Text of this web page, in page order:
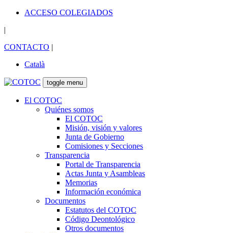
ACCESO COLEGIADOS
|
CONTACTO |
Català
toggle menu
El COTOC
Quiénes somos
El COTOC
Misión, visión y valores
Junta de Gobierno
Comisiones y Secciones
Transparencia
Portal de Transparencia
Actas Junta y Asambleas
Memorias
Información económica
Documentos
Estatutos del COTOC
Código Deontológico
Otros documentos